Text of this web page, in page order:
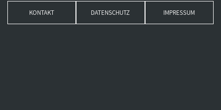
KONTAKT DATENSCHUTZ IMPRESSUM